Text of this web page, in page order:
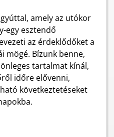
amely az utókor
egy esztendő
az érdeklődőket a
mögé. Bízunk benne,
tartalmat kínál,
időre elővenni,
következtetéseket